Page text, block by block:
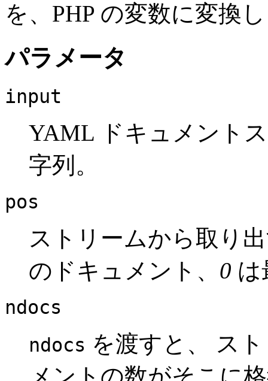
を、PHP の変数に変換
パラメータ
input
YAML ドキュメント
字列。
pos
ストリームから取り
のドキュメント、 0 は
ndocs
ndocs を渡すと、 ス
メントの数がそこに